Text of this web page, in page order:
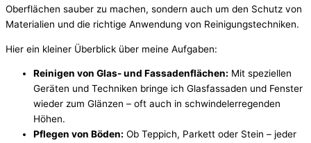
Oberflächen sauber zu machen, sondern auch um den Schutz von
Materialien und die richtige Anwendung von Reinigungstechniken.
Hier ein kleiner Überblick über meine Aufgaben:
Reinigen von Glas- und Fassadenflächen: Mit speziellen
Geräten und Techniken bringe ich Glasfassaden und Fenster
wieder zum Glänzen – oft auch in schwindelerregenden
Höhen.
Pflegen von Böden: Ob Teppich, Parkett oder Stein – jeder